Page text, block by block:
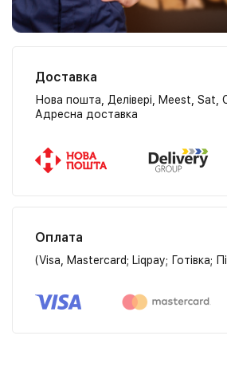
Доставка
Нова пошта, Делівері, Meest, Sat,
Адресна доставка
Оплата
(Visa, Mastercard; Liqpay; Готівка;